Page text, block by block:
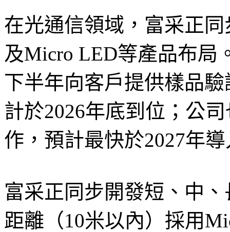
在光通信領域，富采正同
及Micro LED等產品布局
下半年向客戶提供樣品
計於2026年底到位；公
作，預計最快於2027年
富采正同步開發短、中
距離（10米以內）採用